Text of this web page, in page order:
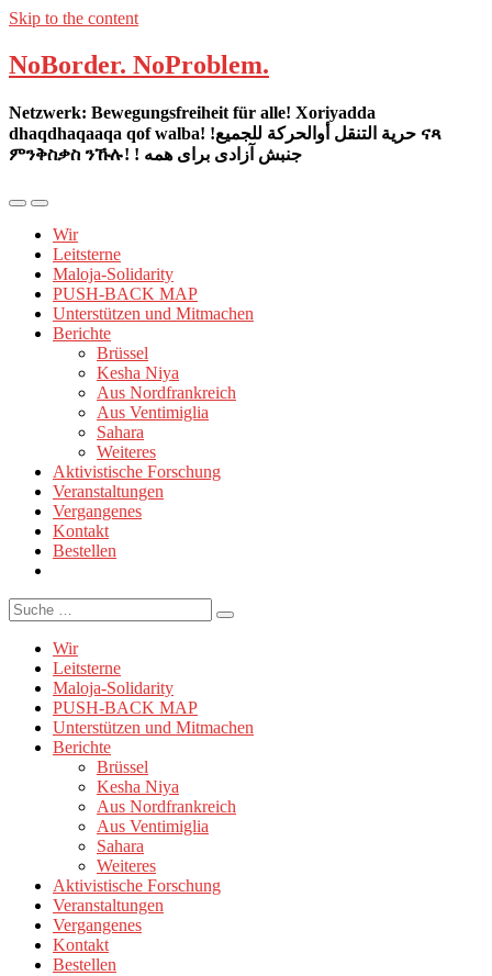
Skip to the content
NoBorder. NoProblem.
Netzwerk: Bewegungsfreiheit für alle! Xoriyadda
dhaqdhaqaaqa qof walba! !حرية التنقل أوالحركة للجميع ናጻ
ምንቅስቃስ ንኹሉ! ! جنبش آزادی برای همه
Mobil-
umschalten
Suchfeld
umschalten
Wir
Leitsterne
Maloja-Solidarity
PUSH-BACK MAP
Unterstützen und Mitmachen
Berichte
Brüssel
Kesha Niya
Aus Nordfrankreich
Aus Ventimiglia
Sahara
Weiteres
Aktivistische Forschung
Veranstaltungen
Vergangenes
Kontakt
Bestellen
Suche
Wir
Leitsterne
Maloja-Solidarity
PUSH-BACK MAP
Unterstützen und Mitmachen
Berichte
Brüssel
Kesha Niya
Aus Nordfrankreich
Aus Ventimiglia
Sahara
Weiteres
Aktivistische Forschung
Veranstaltungen
Vergangenes
Kontakt
Bestellen